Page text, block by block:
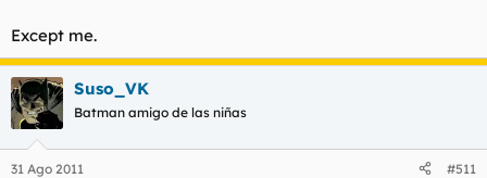
Except me.
Suso_VK
Batman amigo de las niñas
31 Ago 2011 #511